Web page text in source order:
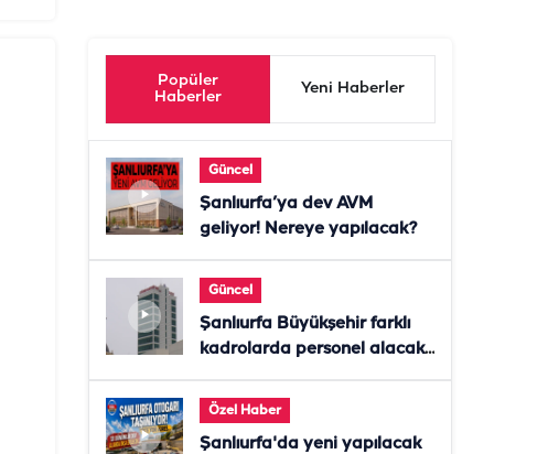
Popüler
Haberler
Yeni Haberler
Güncel
Şanlıurfa’ya dev AVM
geliyor! Nereye yapılacak?
Güncel
Şanlıurfa Büyükşehir farklı
kadrolarda personel alacak!
Özel Haber
Şanlıurfa'da yeni yapılacak